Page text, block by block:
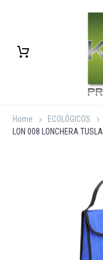
Home ECOLÓGICOS
LON 008 LONCHERA TUSLA